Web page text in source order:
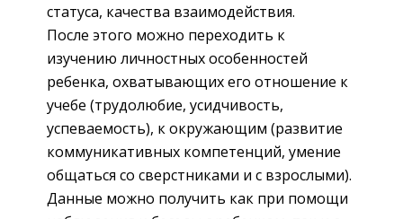
статуса, качества взаимодействия.
После этого можно переходить к
изучению личностных особенностей
ребенка, охватывающих его отношение к
учебе (трудолюбие, усидчивость,
успеваемость), к окружающим (развитие
коммуникативных компетенций, умение
общаться со сверстниками и с взрослыми).
Данные можно получить как при помощи